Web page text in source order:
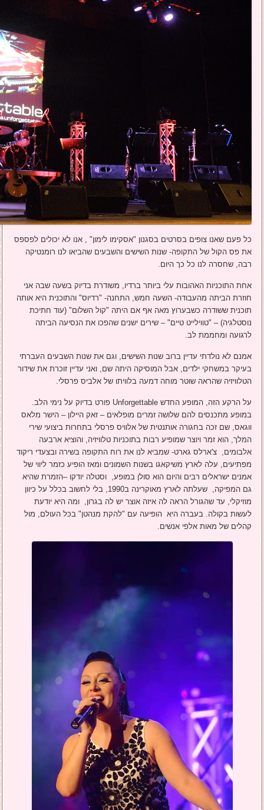
כל פעם שאנו צופים בסרטים בסגנון "אסקימו לימון" , אנו לא יכולים לפספס
את פס הקול של התקופה- שנות השישים והשבעים שהביאו לנו רומנטיקה
רבה, שחסרה לנו כל כך היום.
אחת התוכניות האהובות עלי ביותר ברדיו, משודרת בדיוק בשעה שבה אני
חוזרת הביתה מהעבודה- השעה חמש, התחנה- "רדיוס" והתוכנית היא אותה
תוכנית ששודרה כשבערוץ מאה אף אם היתה "קול השלום" (עוד חתיכת
נוסטלגיה) – "טווילייט טיים" – שירים ישנים שהפכו את הנסיעה הביתה
לרגועה ומחממת לב.
אמנם לא נולדתי עדיין ברוב שנות השישים, וגם את שנות השבעים העברתי
בעיקר במשחקי ילדים, אבל המוסיקה היתה שם, ואני עדיין זוכרת את שידור
הטלוויזיה שהראה שוטר מוחה דמעה בלוויתו של אלביס פרסלי.
על הרקע הזה, המופע החדש Unforgettable פורט בדיוק על נימי הלב.
במופע מתכנסים להם שלושה זמרים מופלאים – זאק היילון – הישר מלאס
ווגאס, שם זכה בחגורה אותנטית של אלוויס פרסלי בתחרות ביצועי שירי
המלך, הוא זמר ויוצר שמופיע רבות בתוכניות טלוויזיה, והוציא ארבעה
אלבומים, צ'ארלס גארט- שמביא לנו את רוח התקופה בשירה ובצעדי ריקוד
מפתיעים, עלה לארץ משיקאגו בשנות השמונים ומאז הופיע כזמר ליווי של
אמנים ישראלים רבים והיום הוא סולן במופע, וסטלה יודקו –הזמרת שהיא
גם המפיקה, שעלתה לארץ מאוקרינה ב1990, בלי לחשוב בכלל על כיוון
מוזיקלי, עד שהגורל הראה לה איזה אוצר יש לה בגרון, ומה היא יודעת
לעשות בקולה. בעברה היא הופיעה עם "להקת מנהטן" בכל העולם, מול
קהלים של מאות אלפי אנשים.